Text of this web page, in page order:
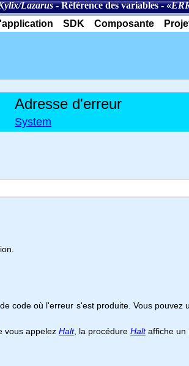
Lazarus-Référence des variables- «
SDK Composante
Adresse d'erreur
System
code où l'erreur s'est produite. Vous
vous appelez Halt, la procédure Haltaffiche un